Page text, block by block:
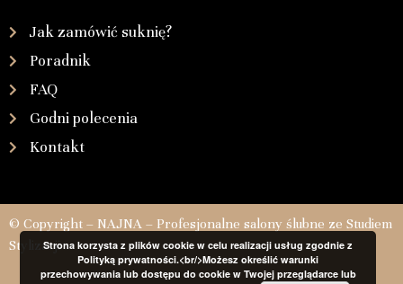
Jak zamówić suknię?
Poradnik
FAQ
Godni polecenia
Kontakt
© Copyright – NAJNA – Profesjonalne salony ślubne ze Studiem
StylizacjiStrona korzysta z plików cookie w celu realizacji usług zgodnie z
Polityką prywatności.<br/>Możesz określić warunki
przechowywania lub dostępu do cookie w Twojej przeglądarce lub